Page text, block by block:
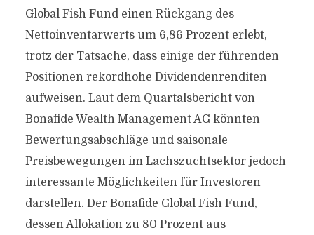
Global Fish Fund einen Rückgang des
Nettoinventarwerts um 6,86 Prozent erlebt,
trotz der Tatsache, dass einige der führenden
Positionen rekordhohe Dividendenrenditen
aufweisen. Laut dem Quartalsbericht von
Bonafide Wealth Management AG könnten
Bewertungsabschläge und saisonale
Preisbewegungen im Lachszuchtsektor jedoch
interessante Möglichkeiten für Investoren
darstellen. Der Bonafide Global Fish Fund,
dessen Allokation zu 80 Prozent aus